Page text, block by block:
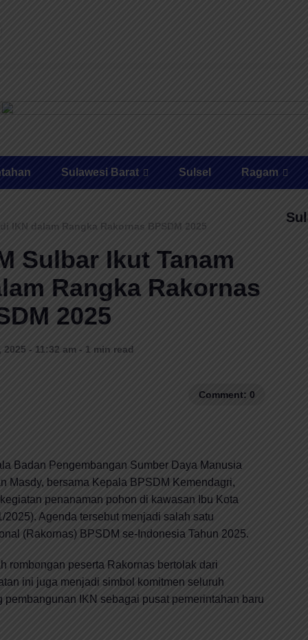
Sulawesi Barat Sulsel Ragam
IKN dalam Rangka Rakornas BPSDM 2025
Sulbar Ikut Tanam
Rangka Rakornas
2025
2025 - 11:32 am - 1 min read
Comment: 0
Badan Pengembangan Sumber Daya Manusia
Masdy, bersama Kepala BPSDM Kemendagri,
penanaman pohon di kawasan Ibu Kota
Agenda tersebut menjadi salah satu
(Rakornas) BPSDM se-Indonesia Tahun 2025.
rombongan peserta Rakornas bertolak dari
ini juga menjadi simbol komitmen seluruh
IKN sebagai pusat pemerintahan baru